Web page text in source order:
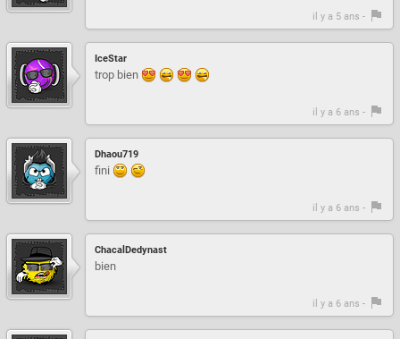
il y a 5 ans -
IceStar
trop bien
il y a 6 ans -
Dhaou719
fini
il y a 6 ans -
ChacalDedynast
bien
il y a 6 ans -